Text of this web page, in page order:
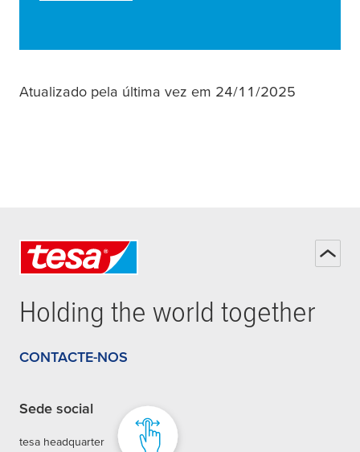
Atualizado pela última vez em 24/11/2025
Holding the world together
CONTACTE-NOS
Sede social
tesa headquarter